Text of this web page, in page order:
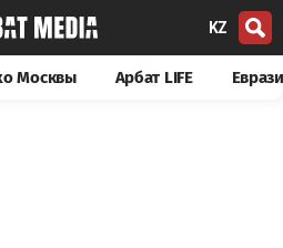
KZ
Москвы Арбат LIFE